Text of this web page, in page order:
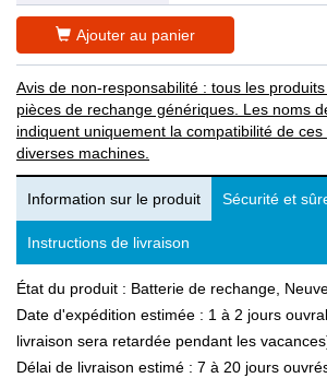
Ajouter au panier
Avis de non-responsabilité : tous les
pièces de rechange génériques. Les noms
indiquent uniquement la compatibilité de
diverses machines.
Information sur le produit Sécurité et
Instructions de livraison
État du produit : Batterie de rechange,
Date d'expédition estimée : 1 à 2 jours
livraison sera retardée pendant les
Délai de livraison estimé : 7 à 20 jours